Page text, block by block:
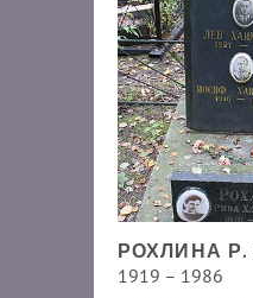
РОХЛИНА Р.
1919 – 1986